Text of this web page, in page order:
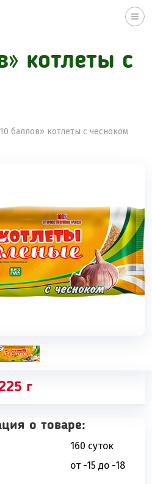
котлеты с
баллов» котлеты с чесноком
г
о товаре:
160 суток
от -15 до -18